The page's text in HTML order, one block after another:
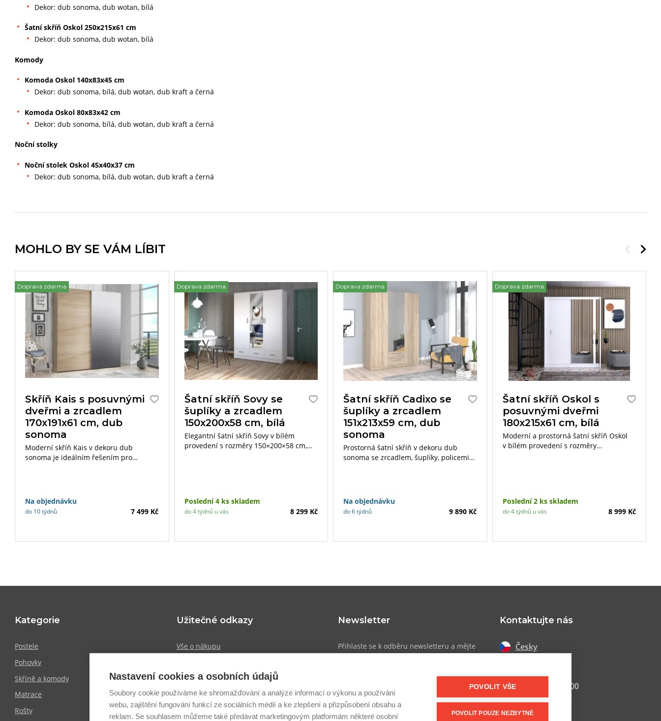
Dekor: dub sonoma, dub wotan, bílá
Šatní skříň Oskol 250x215x61 cm
Dekor: dub sonoma, dub wotan, bílá
Komody
Komoda Oskol 140x83x45 cm
Dekor: dub sonoma, bílá, dub wotan, dub kraft a černá
Komoda Oskol 80x83x42 cm
Dekor: dub sonoma, bílá, dub wotan, dub kraft a černá
Noční stolky
Noční stolek Oskol 45x40x37 cm
Dekor: dub sonoma, bílá, dub wotan, dub kraft a černá
MOHLO BY SE VÁM LÍBIT
Doprava zdarma
Skříň Kais s posuvnými
dveřmi a zrcadlem
170x191x61 cm, dub
sonoma
Moderní skříň Kais v dekoru dub
sonoma je ideálním řešením pro
zvětšuje prostor a přináší více světla do
místnosti. Vnitřní prostor skříně nabízí
několik polic a závěsnou tyč pro
Na objednávku
do 10 týdnů 7 499 Kč
Doprava zdarma
Šatní skříň Sovy se
šuplíky a zrcadlem
150x200x58 cm, bílá
Elegantní šatní skříň Sovy v bílém
provedení s rozměry 150×200×58 cm,
Poslední 4 ks skladem
do 4 týdnů u vás 8 299 Kč
Doprava zdarma
Šatní skříň Cadixo se
šuplíky a zrcadlem
151x213x59 cm, dub
sonoma
Prostorná šatní skříň v dekoru dub
sonoma se zrcadlem, šuplíky, policemi
Na objednávku
do 6 týdnů 9 890 Kč
Doprava zdarma
Šatní skříň Oskol s
posuvnými dveřmi
180x215x61 cm, bílá
Moderní a prostorná šatní skříň Oskol
v bílém provedení s rozměry
Poslední 2 ks skladem
do 4 týdnů u vás 8 999 Kč
Kategorie
Postele
Pohovky
Skříně a komody
Matrace
Rošty
Užitečné odkazy
Vše o nákupu
Doprava a platba
Obchodní podmínky
Zpracování osobních údajů
Newsletter
Přihlaste se k odběru newsletteru a mějte
Přihlásit se
Kontaktujte nás
Česky
+420 607 800 100
Po-Pá 9:00–17:00
info@postel.cz
Nastavení cookies a osobních údajů
Soubory cookie používáme ke shromažďování a analýze informací o výkonu a používání
webu, zajištění fungování funkcí ze sociálních médií a ke zlepšení a přizpůsobení obsahu a
reklam. Se souhlasem můžeme také předávat marketingovým platformám některé osobní
POVOLIT VŠE
POVOLIT POUZE NEZBYTNÉ